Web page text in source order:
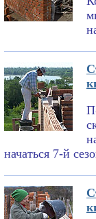
начаться 7-й